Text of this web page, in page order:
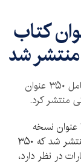
۱۱۰۰ عنوان کتاب
شد
انتشارات علمی و فرهنگی ۱۱۰۰ عنوان کتاب شامل ۳۵۰ عنوان
منتشر کرد.
، هزار و ۱۰۰ عنوان نسخه
الکترونیکی کتاب‌های انتشارات علمی و فرهنگی منتشر شد که ۳۵۰
در نظر دارد،